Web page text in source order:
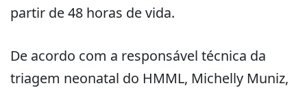
partir de 48 horas de vida.
De acordo com a responsável técnica da
triagem neonatal do HMML, Michelly Muniz,